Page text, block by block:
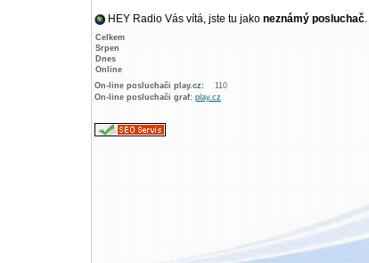
HEY Radio Vás vítá, jste tu jako neznámý posluchač.
Celkem
Srpen
Dnes
Online
On-line posluchači play.cz:
110
On-line posluchači graf: play.cz